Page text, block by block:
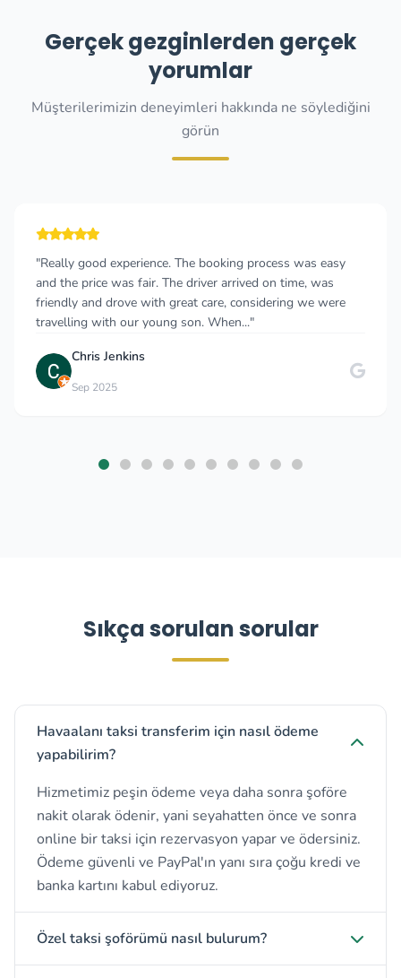
Gerçek gezginlerden gerçek
yorumlar
Müşterilerimizin deneyimleri hakkında ne söylediğini
görün
"Really good experience. The booking process was easy
and the price was fair. The driver arrived on time, was
friendly and drove with great care, considering we were
travelling with our young son. When..."
Chris Jenkins
Sep 2025
Sıkça sorulan sorular
Havaalanı taksi transferim için nasıl ödeme
yapabilirim?
Hizmetimiz peşin ödeme veya daha sonra şoföre
nakit olarak ödenir, yani seyahatten önce ve sonra
online bir taksi için rezervasyon yapar ve ödersiniz.
Ödeme güvenli ve PayPal'ın yanı sıra çoğu kredi ve
banka kartını kabul ediyoruz.
Özel taksi şoförümü nasıl bulurum?